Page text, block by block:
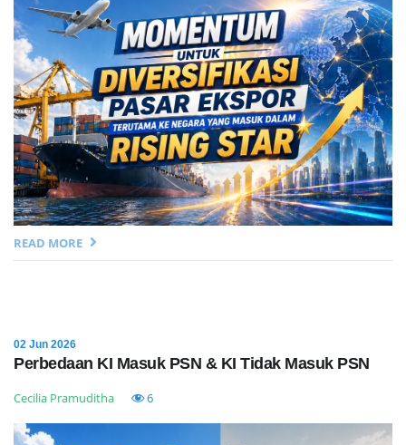
READ MORE
02 Jun 2026
Perbedaan KI Masuk PSN & KI Tidak Masuk PSN
Cecilia Pramuditha 6